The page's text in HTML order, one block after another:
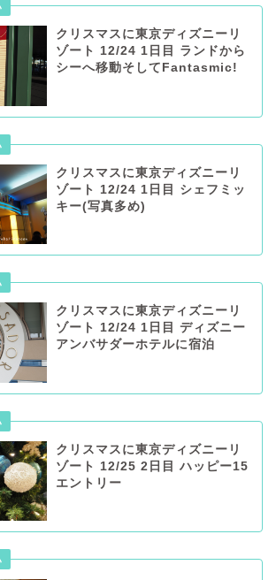
クリスマスに東京ディズニーリ
ゾート 12/24 1日目 ランドから
シーへ移動そしてFantasmic!
クリスマスに東京ディズニーリ
ゾート 12/24 1日目 シェフミッ
キー(写真多め)
クリスマスに東京ディズニーリ
ゾート 12/24 1日目 ディズニー
アンバサダーホテルに宿泊
クリスマスに東京ディズニーリ
ゾート 12/25 2日目 ハッピー15
エントリー